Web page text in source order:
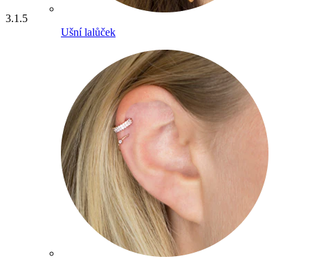
Ušní lalůček
3.1.5